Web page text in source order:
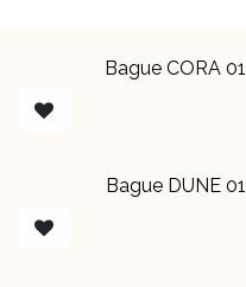
Bague CORA 01
EN BOUTIQUEBague DUNE 01